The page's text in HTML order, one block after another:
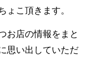
ょこ頂きます。
お店の情報をまと
思い出していただ